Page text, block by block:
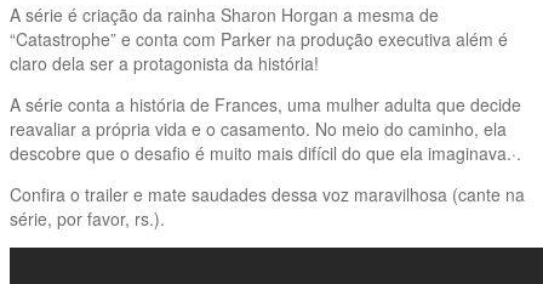
A série é criação da rainha Sharon Horgan a mesma de
“Catastrophe” e conta com Parker na produção executiva além é
claro dela ser a protagonista da história!
A série conta a história de Frances, uma mulher adulta que decide
reavaliar a própria vida e o casamento. No meio do caminho, ela
descobre que o desafio é muito mais difícil do que ela imaginava.·.
Confira o trailer e mate saudades dessa voz maravilhosa (cante na
série, por favor, rs.).